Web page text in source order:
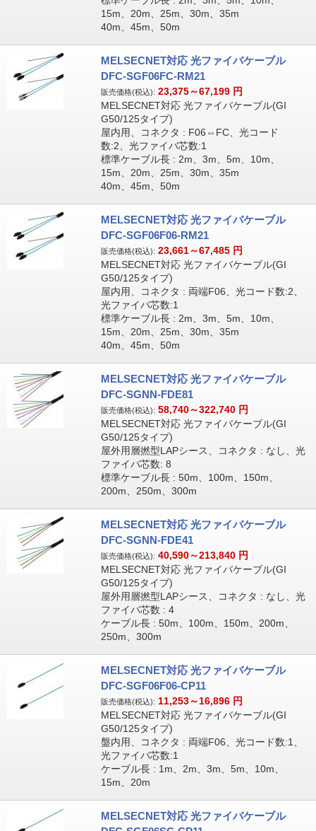
15m、20m、25m、30m、35m
40m、45m、50m
MELSECNET対応 光ファイバケーブル
DFC-SGF06FC-RM21
販売価格(税込): 23,375～67,199 円
MELSECNET対応 光ファイバケーブル(GI
G50/125タイプ)
屋内用、コネクタ : F06⇔FC、光コード
数:2、光ファイバ芯数:1
標準ケーブル長 : 2m、3m、5m、10m、
15m、20m、25m、30m、35m
40m、45m、50m
MELSECNET対応 光ファイバケーブル
DFC-SGF06F06-RM21
販売価格(税込): 23,661～67,485 円
MELSECNET対応 光ファイバケーブル(GI
G50/125タイプ)
屋内用、コネクタ : 両端F06、光コード数:2、
光ファイバ芯数:1
標準ケーブル長 : 2m、3m、5m、10m、
15m、20m、25m、30m、35m
40m、45m、50m
MELSECNET対応 光ファイバケーブル
DFC-SGNN-FDE81
販売価格(税込): 58,740～322,740 円
MELSECNET対応 光ファイバケーブル(GI
G50/125タイプ)
屋外用層撚型LAPシース、コネクタ : なし、光
ファイバ芯数: 8
標準ケーブル長 : 50m、100m、150m、
200m、250m、300m
MELSECNET対応 光ファイバケーブル
DFC-SGNN-FDE41
販売価格(税込): 40,590～213,840 円
MELSECNET対応 光ファイバケーブル(GI
G50/125タイプ)
屋外用層撚型LAPシース、コネクタ : なし、光
ファイバ芯数 : 4
ケーブル長 : 50m、100m、150m、200m、
250m、300m
MELSECNET対応 光ファイバケーブル
DFC-SGF06F06-CP11
販売価格(税込): 11,253～16,896 円
MELSECNET対応 光ファイバケーブル(GI
G50/125タイプ)
盤内用、コネクタ : 両端F06、光コード数:1、
光ファイバ芯数:1
ケーブル長 : 1m、2m、3m、5m、10m、
15m、20m
MELSECNET対応 光ファイバケーブル